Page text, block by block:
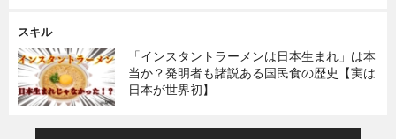
スキル
「インスタントラーメンは日本生まれ」は本
当か？発明者も諸説ある国民食の歴史【実は
日本が世界初】